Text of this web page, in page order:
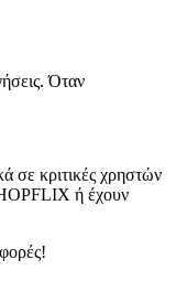
Όταν
σε κριτικές χρηστών
ή έχουν